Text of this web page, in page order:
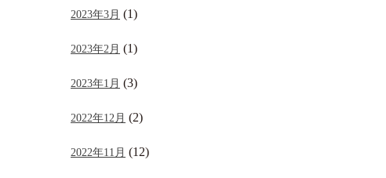
2023年3月 (1)
2023年2月 (1)
2023年1月 (3)
2022年12月 (2)
2022年11月 (12)